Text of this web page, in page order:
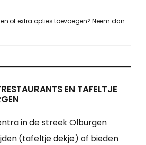
of extra opties toevoegen? Neem dan
EN TAFELTJE
in de streek Olburgen
(tafeltje dekje) of bieden